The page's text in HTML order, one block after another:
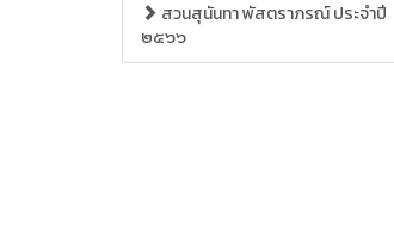
สวนสุนันทา พัสตราภรณ์ ประจำปี
๒๕๖๖